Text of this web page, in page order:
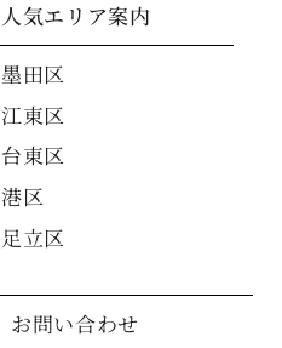
人気エリア案内
墨田区
江東区
台東区
港区
足立区
お問い合わせ